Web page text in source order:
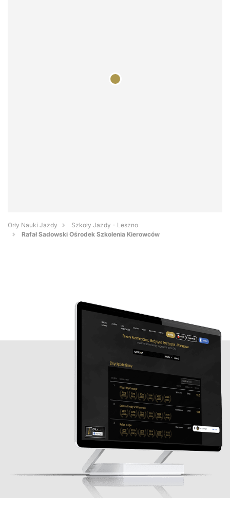
Orły Nauki Jazdy
Szkoły Jazdy - Leszno
Rafał Sadowski Ośrodek Szkolenia Kierowców